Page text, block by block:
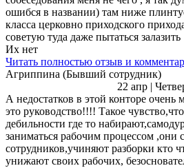
ошибся в названии) там ниже
класса церковно приходского
советую туда даже пытаться залазить
Их нет
Читать полностью отзыв и
Агриппина (Бывший сотрудник)
22 апр |
А недостатков в этой конторе очень
это руководство!!!! Такое
дебильности где то
заниматься рабочим процессом ,они
сотрудников,учиняют разборки кто
унижают своих рабочих,